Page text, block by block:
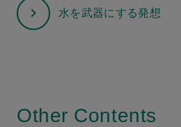
水を武器にする発想
Other Contents